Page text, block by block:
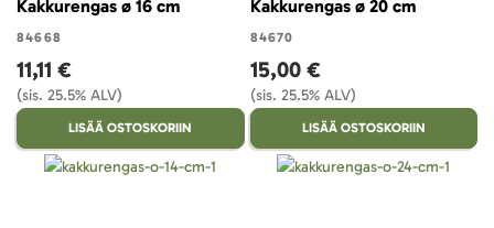
Kakkurengas ø 16 cm
84668
11,11 €
(sis. 25.5% ALV)
LISÄÄ OSTOSKORIIN
Kakkurengas ø 20 cm
84670
15,00 €
(sis. 25.5% ALV)
LISÄÄ OSTOSKORIIN